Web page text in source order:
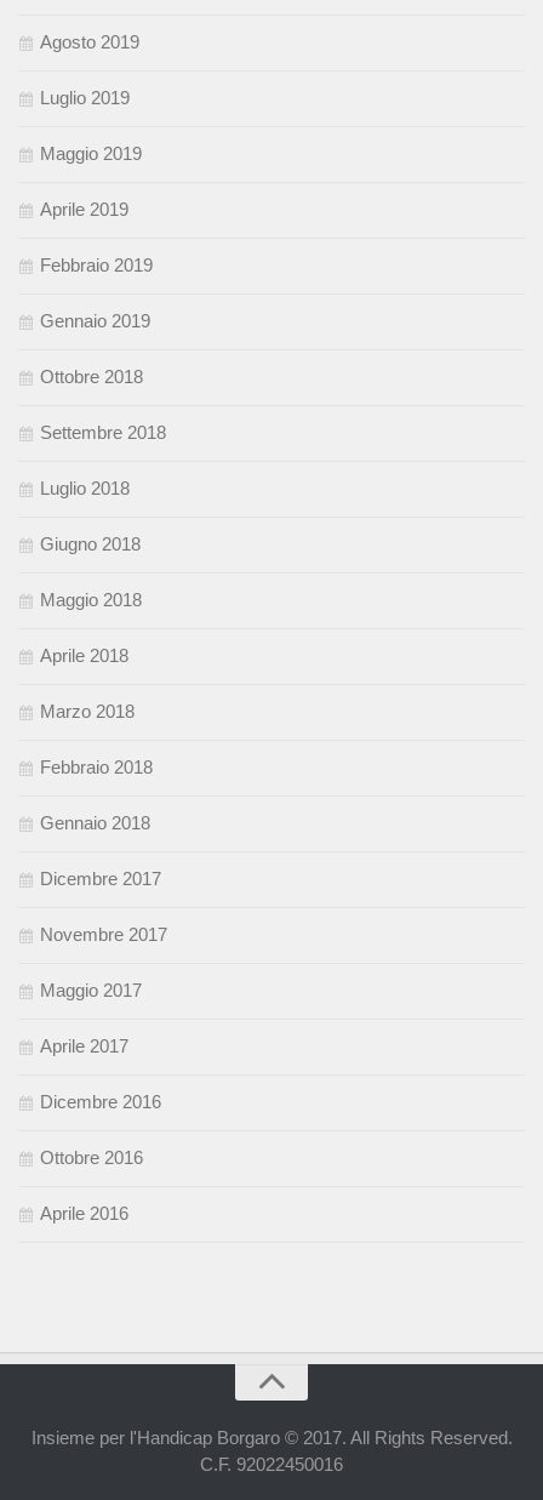
Agosto 2019
Luglio 2019
Maggio 2019
Aprile 2019
Febbraio 2019
Gennaio 2019
Ottobre 2018
Settembre 2018
Luglio 2018
Giugno 2018
Maggio 2018
Aprile 2018
Marzo 2018
Febbraio 2018
Gennaio 2018
Dicembre 2017
Novembre 2017
Maggio 2017
Aprile 2017
Dicembre 2016
Ottobre 2016
Aprile 2016
Insieme per l'Handicap Borgaro © 2017. All Rights Reserved.
C.F. 92022450016